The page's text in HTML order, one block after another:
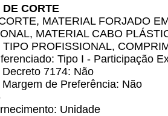
CORTE
MATERIAL FORJADO
MATERIAL CABO
PROFISSIONAL,
Tipo I - Participação
7174: Não
de Preferência: Não
Unidade